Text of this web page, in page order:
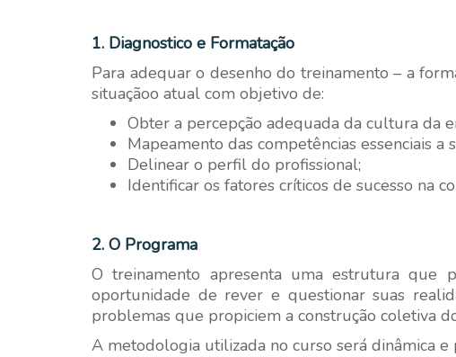
1. Diagnostico e Formatação
Para adequar o desenho do treinamento – a
situaçãoo atual com objetivo de:
Obter a percepção adequada da cultura da
Mapeamento das competências essenciais a
Delinear o perfil do profissional;
Identificar os fatores críticos de sucesso na
2. O Programa
O treinamento apresenta uma estrutura
oportunidade de rever e questionar suas
problemas que propiciem a construção coletiva
A metodologia utilizada no curso será dinâmica e